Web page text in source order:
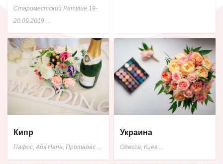
Староместской Ратуше 19-
20.09.2019
Кипр
Пафос, Айя Напа, Протарас ...
Украина
Одесса, Киев ...